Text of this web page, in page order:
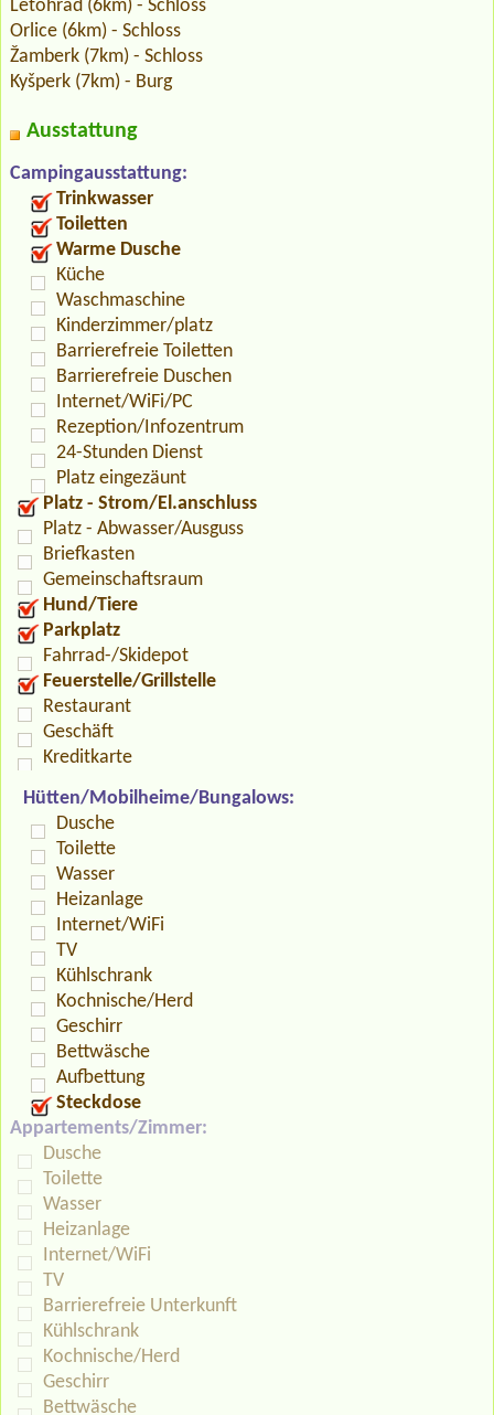
Letohrad (6km) - Schloss
Orlice (6km) - Schloss
Žamberk (7km) - Schloss
Kyšperk (7km) - Burg
Ausstattung
Campingausstattung:
Trinkwasser
Toiletten
Warme Dusche
Küche
Waschmaschine
Kinderzimmer/platz
Barrierefreie Toiletten
Barrierefreie Duschen
Internet/WiFi/PC
Rezeption/Infozentrum
24-Stunden Dienst
Platz eingezäunt
Platz - Strom/El.anschluss
Platz - Abwasser/Ausguss
Briefkasten
Gemeinschaftsraum
Hund/Tiere
Parkplatz
Fahrrad-/Skidepot
Feuerstelle/Grillstelle
Restaurant
Geschäft
Kreditkarte
Hütten/Mobilheime/Bungalows:
Dusche
Toilette
Wasser
Heizanlage
Internet/WiFi
TV
Kühlschrank
Kochnische/Herd
Geschirr
Bettwäsche
Aufbettung
Steckdose
Appartements/Zimmer:
Dusche
Toilette
Wasser
Heizanlage
Internet/WiFi
TV
Barrierefreie Unterkunft
Kühlschrank
Kochnische/Herd
Geschirr
Bettwäsche